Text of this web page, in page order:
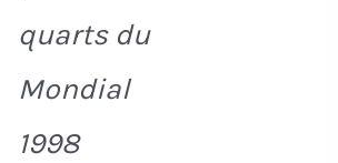
quarts du
Mondial
1998